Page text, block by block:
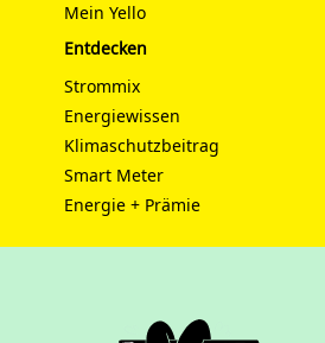
Mein Yello
Entdecken
Strommix
Energiewissen
Klimaschutzbeitrag
Smart Meter
Energie + Prämie